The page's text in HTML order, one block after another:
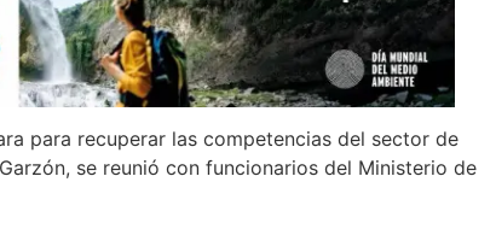
para recuperar las competencias del sector de
se reunió con funcionarios del Ministerio de